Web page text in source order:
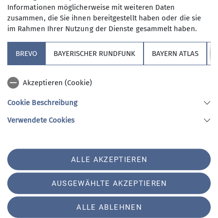
mehr erfahren
sich davon einige herausgepickt und zeigt sie auf seine
ganz eigene Art. Sie durchqueren mit Karl Seidl Kanada,
begegnen Bisons, Schwarzbären und Grizzlybären. Der
Weg führt Sie unter Geier in den Pyrenäen bevor es
zuletzt auf der anderen Seite der Erde zu landen
mehr erfahren
News Touren Touren
Redaktion Website
Sektion Hochland des Deutschen Alpenvereins e.V.
Telefon +49894487946
Datenschutz-Einstellungen
Datenschutz
Impressum
Erklaerung zur Barrierefreiheit
Informationen möglicherweise mit weiteren Daten
zusammen, die Sie ihnen bereitgestellt haben oder die sie
im Rahmen Ihrer Nutzung der Dienste gesammelt haben.
BREVO BAYERISCHER RUNDFUNK BAYERN ATLAS
Akzeptieren (Cookie)
Cookie Beschreibung
Verwendete Cookies
ALLE AKZEPTIEREN
AUSGEWÄHLTE AKZEPTIEREN
ALLE ABLEHNEN